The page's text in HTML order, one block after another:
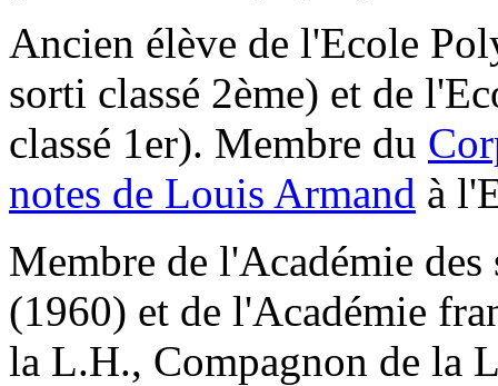
Ancien élève de l'Ecole
sorti classé 2ème) et de
classé 1er). Membre du
notes de Louis Armand à
Membre de l'Académie
(1960) et de l'Académie
la L.H., Compagnon de la